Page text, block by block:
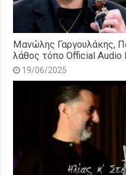
Μανώλης Γαργουλάκης,
λάθος τόπο Official Audio
19/06/2025